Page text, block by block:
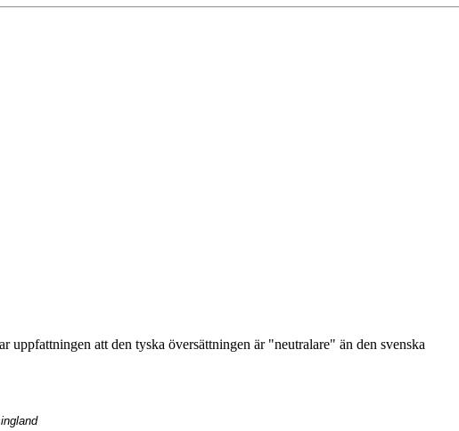
uppfattningen att den tyska översättningen är "neutralare" än den svenska